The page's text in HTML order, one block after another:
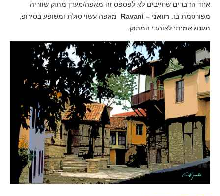
אחד הדברים שחייבים לא לפספס זה מאפה/מעדן מתוק שווריה
מפורסמת בו. רוואני – Ravani
מאפה עשוי סולת ומשופע בסירופ,
תענוג אמיתי לאוהבי המתוק.